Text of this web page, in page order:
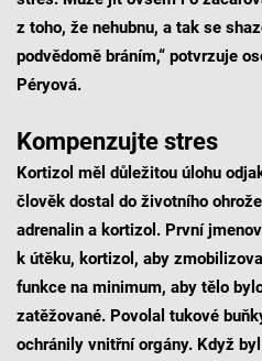
z toho, že nehubnu, a tak se
podvědomě bráním,“ potvrzuje
Péryová.
Kompenzujte stres
Kortizol měl důležitou úlohu
člověk dostal do životního
adrenalin a kortizol. První
k útěku, kortizol, aby
funkce na minimum, aby tělo
zatěžované. Povolal tukové
ochránily vnitřní orgány. Když